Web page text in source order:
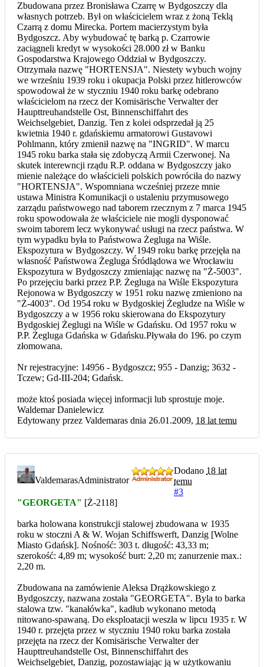
Zbudowana przez Bronisława Czarrę w Bydgoszczy dla
własnych potrzeb. Był on właścicielem wraz z żoną Teklą
Czarrą z domu Mirecka. Portem macierzystym była
Bydgoszcz. Aby wybudować tę barką p. Czarrowie
zaciągneli kredyt w wysokości 28.000 zł w Banku
Gospodarstwa Krajowego Oddział w Bydgoszczy.
Otrzymała nazwę "HORTENSJA". Niestety wybuch wojny
we wrześniu 1939 roku i okupacja Polski przez hitlerowców
spowodował że w styczniu 1940 roku barkę odebrano
właścicielom na rzecz der Komisärische Verwalter der
Haupttreuhandstelle Ost, Binnenschiffahrt des
Weichselgebiet, Danzig. Ten z kolei odsprzedał ją 25
kwietnia 1940 r. gdańskiemu armatorowi Gustavowi
Pohlmann, który zmienił nazwę na "INGRID". W marcu
1945 roku barka stała się zdobyczą Armii Czerwonej. Na
skutek interewncji rządu R.P. oddana w Bydgoszczy jako
mienie należące do właścicieli polskich powróciła do nazwy
"HORTENSJA". Wspomniana wcześniej przeze mnie
ustawa Ministra Komunikacji o ustaleniu przymusowego
zarządu państwowego nad taborem rzecznym z 7 marca 1945
roku spowodowała że właściciele nie mogli dysponować
swoim taborem lecz wykonywać usługi na rzecz państwa. W
tym wypadku była to Państwowa Żegluga na Wiśle.
Ekspozytura w Bydgoszczy. W 1949 roku barkę przejęła na
własność Państwowa Żegluga Śródlądowa we Wrocławiu
Ekspozytura w Bydgoszczy zmieniając nazwę na "Ż-5003".
Po przejęciu barki przez P.P. Żegluga na Wiśle Ekspozytura
Rejonowa w Bydgoszczy w 1951 roku nazwę zmieniono na
"Ż-4003". Od 1954 roku w Bydgoskiej Żegludze na Wiśle w
Bydgoszczy a w 1956 roku skierowana do Ekspozytury
Bydgoskiej Żeglugi na Wiśle w Gdańsku. Od 1957 roku w
P.P. Żegluga Gdańska w Gdańsku.Pływała do 196. po czym
złomowana.
Nr rejestracyjne: 14956 - Bydgoszcz; 955 - Danzig; 3632 -
Tczew; Gd-III-204; Gdańsk.
może ktoś posiada więcej informacji lub sprostuje moje.
Waldemar Danielewicz
Edytowany przez Valdemaras dnia 26.01.2009, 18 lat temu
ValdemarasAdministrator
Dodano 18 lat
temu
#3
"GEORGETA" [Ż-2118]
barka holowana konstrukcji stalowej zbudowana w 1935
roku w stoczni A & W. Wojan Schiffswerft, Danzig [Wolne
Miasto Gdańsk]. Nośność: 303 t. długość: 43,33 m;
szerokość: 4,89 m; wysokość burt: 2,20 m; zanurzenie max.:
2,20 m.
Zbudowana na zamówienie Aleksa Drążkowskiego z
Bydgoszczy, nazwana została "GEORGETA". Byla to barka
stalowa tzw. "kanałówka", kadłub wykonano metodą
nitowano-spawaną. Do eksploatacji weszła w lipcu 1935 r. W
1940 r. przejęta przez w styczniu 1940 roku barka została
przejęta na rzecz der Komisärische Verwalter der
Haupttreuhandstelle Ost, Binnenschiffahrt des
Weichselgebiet, Danzig, pozostawiając ją w użytkowaniu